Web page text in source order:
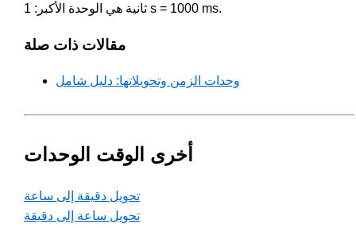
ثانية هي الوحدة الأكبر: 1 s = 1000 ms.
مقالات ذات صلة
وحدات الزمن وتحويلاتها: دليل شامل
أخرى الوقت الوحدات
تحويل دقيقة إلى ساعة
تحويل ساعة إلى دقيقة